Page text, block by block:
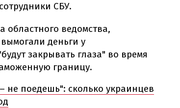
СБУ.
областного ведомства,
деньги у
закрывать глаза" во время
границу.
не поедешь": сколько украинцев